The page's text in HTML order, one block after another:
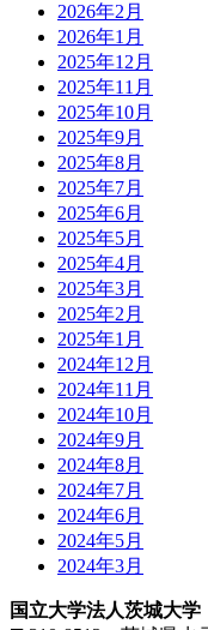
2026年2月
2026年1月
2025年12月
2025年11月
2025年10月
2025年9月
2025年8月
2025年7月
2025年6月
2025年5月
2025年4月
2025年3月
2025年2月
2025年1月
2024年12月
2024年11月
2024年10月
2024年9月
2024年8月
2024年7月
2024年6月
2024年5月
2024年3月
国立大学法人茨城大